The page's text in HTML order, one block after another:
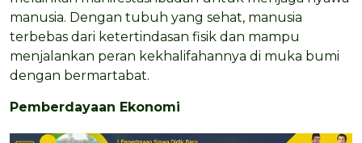
manusia. Dengan tubuh yang sehat, manusia
terbebas dari ketertindasan fisik dan mampu
menjalankan peran kekhalifahannya di muka bumi
dengan bermartabat.
Pemberdayaan Ekonomi